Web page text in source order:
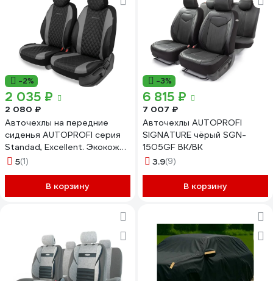
-2%
2 035 ₽
2 080 ₽
Авточехлы на передние
сиденья AUTOPROFI серия
Standad, Excellent. Экокожа,
3 мм. поролон, 6 предметов.,
5(1)
В корзину
-3%
6 815 ₽
7 007 ₽
Авточехлы AUTOPROFI
SIGNATURE чёрый SGN-
1505GF BK/BK
3.9(9)
В корзину